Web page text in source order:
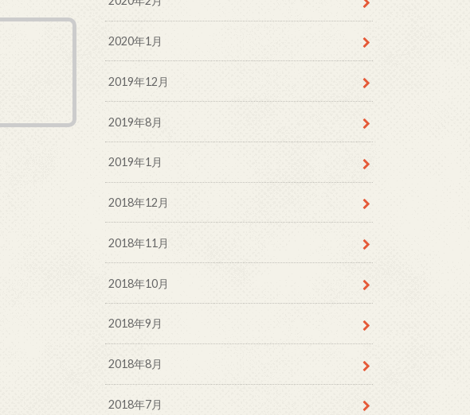
2020年1月
2019年12月
2019年8月
2019年1月
2018年12月
2018年11月
2018年10月
2018年9月
2018年8月
2018年7月